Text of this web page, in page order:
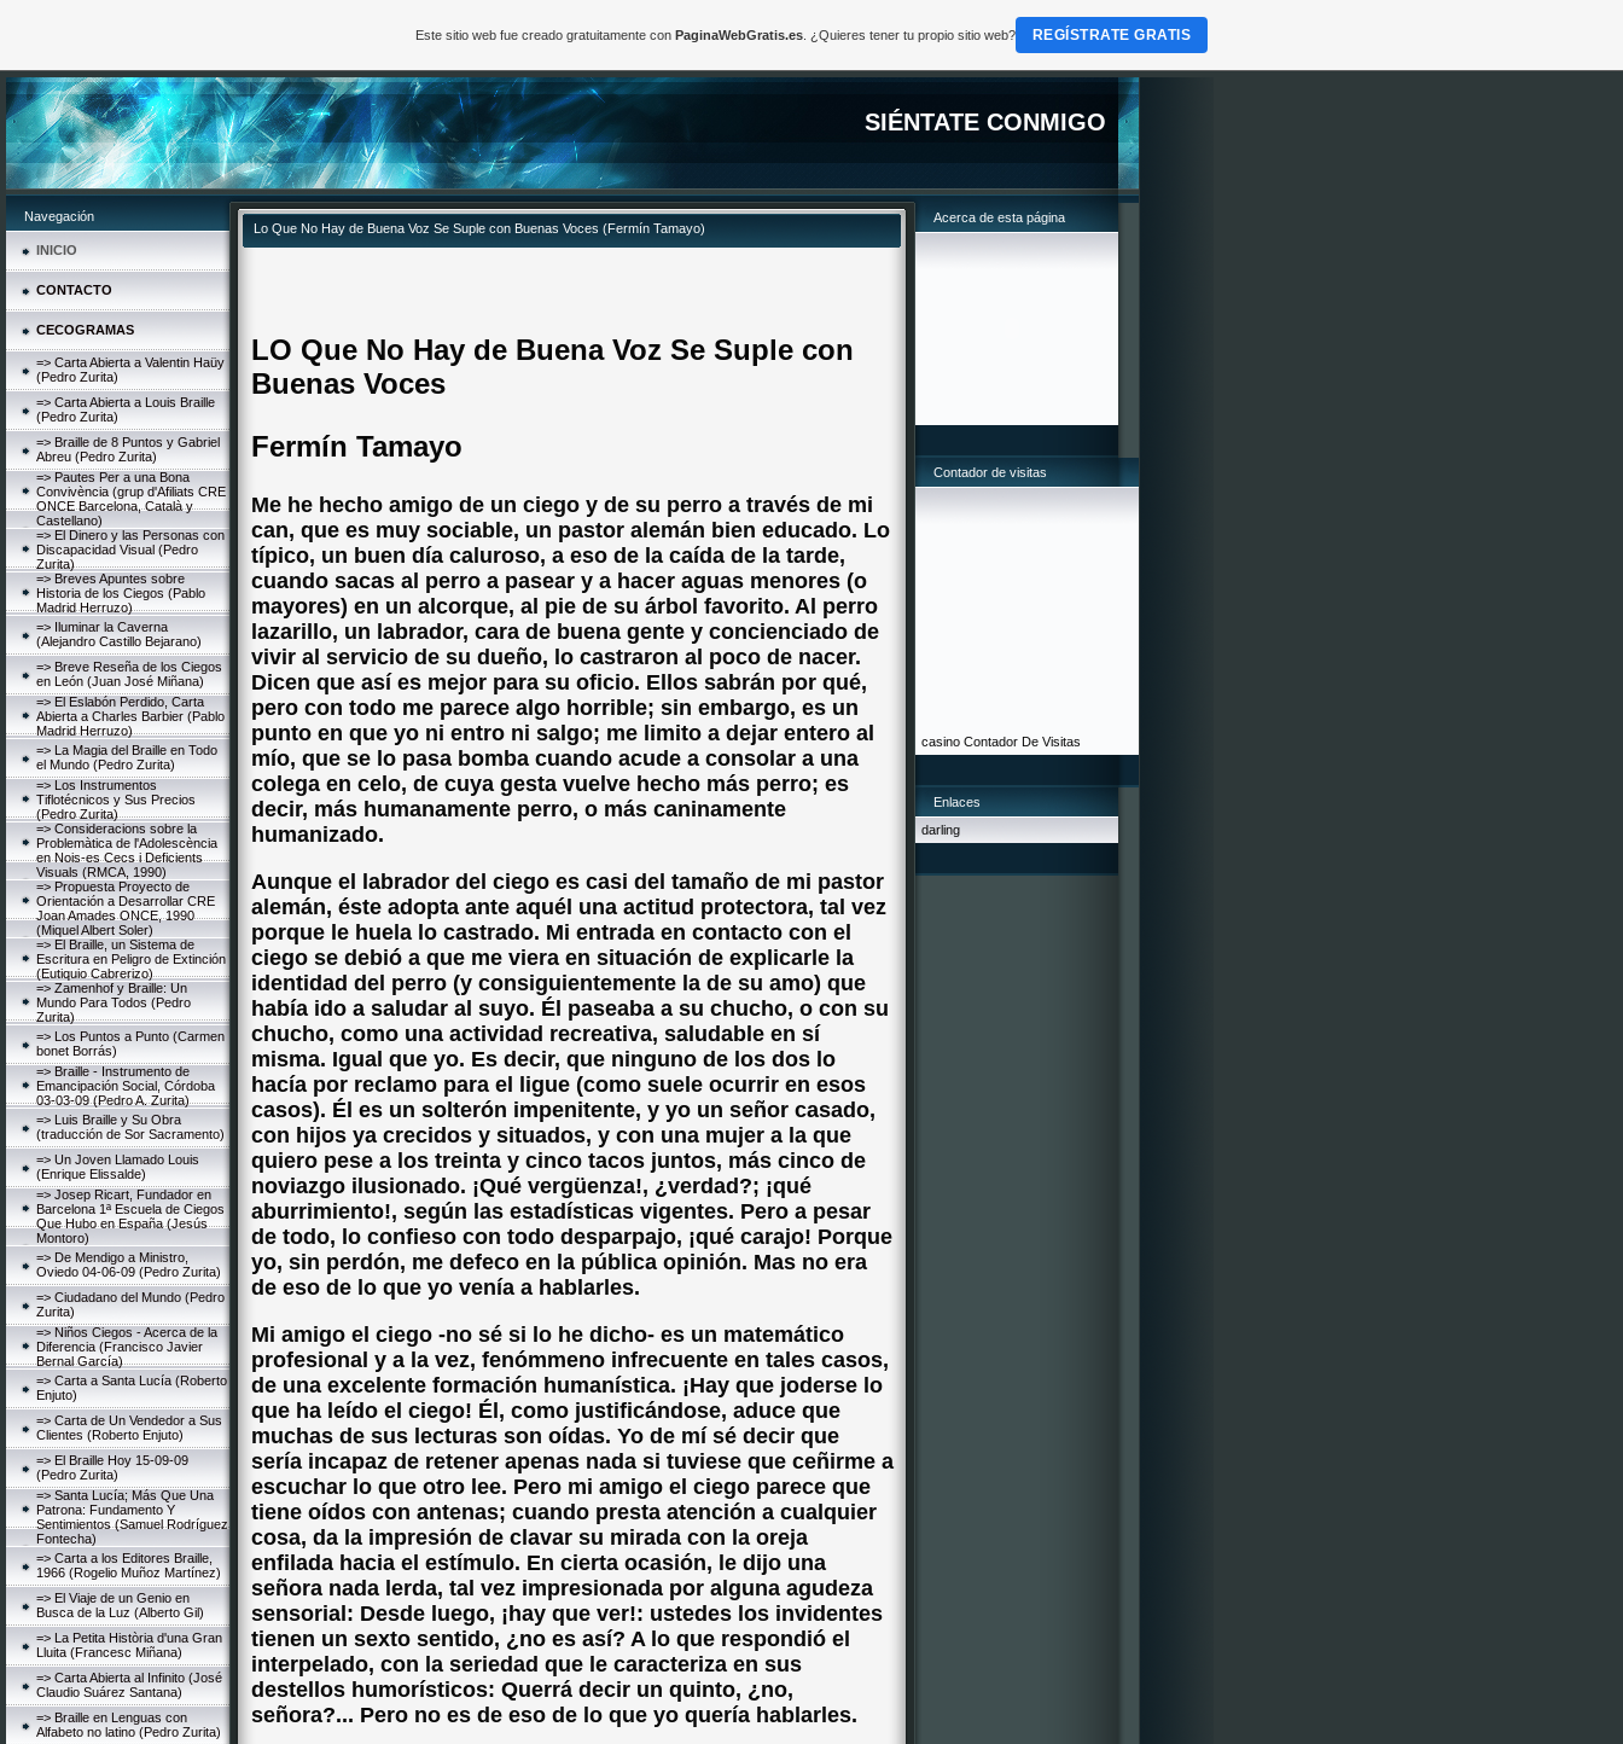
SIÉNTATE CONMIGO
Navegación
INICIO
CONTACTO
CECOGRAMAS
=> Carta Abierta a Valentin Haüy
(Pedro Zurita)
=> Carta Abierta a Louis Braille
(Pedro Zurita)
=> Braille de 8 Puntos y Gabriel
Abreu (Pedro Zurita)
=> Pautes Per a una Bona
Convivència (grup d'Afiliats CRE
ONCE Barcelona, Català y
Castellano)
=> El Dinero y las Personas con
Discapacidad Visual (Pedro
Zurita)
=> Breves Apuntes sobre
Historia de los Ciegos (Pablo
Madrid Herruzo)
=> Iluminar la Caverna
(Alejandro Castillo Bejarano)
=> Breve Reseña de los Ciegos
en León (Juan José Miñana)
=> El Eslabón Perdido, Carta
Abierta a Charles Barbier (Pablo
Madrid Herruzo)
=> La Magia del Braille en Todo
el Mundo (Pedro Zurita)
=> Los Instrumentos
Tiflotécnicos y Sus Precios
(Pedro Zurita)
=> Consideracions sobre la
Problemàtica de l'Adolescència
en Nois-es Cecs i Deficients
Visuals (RMCA, 1990)
=> Propuesta Proyecto de
Orientación a Desarrollar CRE
Joan Amades ONCE, 1990
(Miquel Albert Soler)
=> El Braille, un Sistema de
Escritura en Peligro de Extinción
(Eutiquio Cabrerizo)
=> Zamenhof y Braille: Un
Mundo Para Todos (Pedro
Zurita)
=> Los Puntos a Punto (Carmen
bonet Borrás)
=> Braille - Instrumento de
Emancipación Social, Córdoba
03-03-09 (Pedro A. Zurita)
=> Luis Braille y Su Obra
(traducción de Sor Sacramento)
=> Un Joven Llamado Louis
(Enrique Elissalde)
=> Josep Ricart, Fundador en
Barcelona 1ª Escuela de Ciegos
Que Hubo en España (Jesús
Montoro)
=> De Mendigo a Ministro,
Oviedo 04-06-09 (Pedro Zurita)
=> Ciudadano del Mundo (Pedro
Zurita)
=> Niños Ciegos - Acerca de la
Diferencia (Francisco Javier
Bernal García)
=> Carta a Santa Lucía (Roberto
Enjuto)
=> Carta de Un Vendedor a Sus
Clientes (Roberto Enjuto)
=> El Braille Hoy 15-09-09
(Pedro Zurita)
=> Santa Lucía; Más Que Una
Patrona: Fundamento Y
Sentimientos (Samuel Rodríguez
Fontecha)
=> Carta a los Editores Braille,
1966 (Rogelio Muñoz Martínez)
=> El Viaje de un Genio en
Busca de la Luz (Alberto Gil)
=> La Petita Història d'una Gran
Lluita (Francesc Miñana)
=> Carta Abierta al Infinito (José
Claudio Suárez Santana)
=> Braille en Lenguas con
Alfabeto no latino (Pedro Zurita)
Lo Que No Hay de Buena Voz Se Suple con Buenas Voces (Fermín Tamayo)
LO Que No Hay de Buena Voz Se Suple con
Buenas Voces
Fermín Tamayo
Me he hecho amigo de un ciego y de su perro a través de mi
can, que es muy sociable, un pastor alemán bien educado. Lo
típico, un buen día caluroso, a eso de la caída de la tarde,
cuando sacas al perro a pasear y a hacer aguas menores (o
mayores) en un alcorque, al pie de su árbol favorito. Al perro
lazarillo, un labrador, cara de buena gente y concienciado de
vivir al servicio de su dueño, lo castraron al poco de nacer.
Dicen que así es mejor para su oficio. Ellos sabrán por qué,
pero con todo me parece algo horrible; sin embargo, es un
punto en que yo ni entro ni salgo; me limito a dejar entero al
mío, que se lo pasa bomba cuando acude a consolar a una
colega en celo, de cuya gesta vuelve hecho más perro; es
decir, más humanamente perro, o más caninamente
humanizado.
Aunque el labrador del ciego es casi del tamaño de mi pastor
alemán, éste adopta ante aquél una actitud protectora, tal vez
porque le huela lo castrado. Mi entrada en contacto con el
ciego se debió a que me viera en situación de explicarle la
identidad del perro (y consiguientemente la de su amo) que
había ido a saludar al suyo. Él paseaba a su chucho, o con su
chucho, como una actividad recreativa, saludable en sí
misma. Igual que yo. Es decir, que ninguno de los dos lo
hacía por reclamo para el ligue (como suele ocurrir en esos
casos). Él es un solterón impenitente, y yo un señor casado,
con hijos ya crecidos y situados, y con una mujer a la que
quiero pese a los treinta y cinco tacos juntos, más cinco de
noviazgo ilusionado. ¡Qué vergüenza!, ¿verdad?; ¡qué
aburrimiento!, según las estadísticas vigentes. Pero a pesar
de todo, lo confieso con todo desparpajo, ¡qué carajo! Porque
yo, sin perdón, me defeco en la pública opinión. Mas no era
de eso de lo que yo venía a hablarles.
Mi amigo el ciego -no sé si lo he dicho- es un matemático
profesional y a la vez, fenómmeno infrecuente en tales casos,
de una excelente formación humanística. ¡Hay que joderse lo
que ha leído el ciego! Él, como justificándose, aduce que
muchas de sus lecturas son oídas. Yo de mí sé decir que
sería incapaz de retener apenas nada si tuviese que ceñirme a
escuchar lo que otro lee. Pero mi amigo el ciego parece que
tiene oídos con antenas; cuando presta atención a cualquier
cosa, da la impresión de clavar su mirada con la oreja
enfilada hacia el estímulo. En cierta ocasión, le dijo una
señora nada lerda, tal vez impresionada por alguna agudeza
sensorial: Desde luego, ¡hay que ver!: ustedes los invidentes
tienen un sexto sentido, ¿no es así? A lo que respondió el
interpelado, con la seriedad que le caracteriza en sus
destellos humorísticos: Querrá decir un quinto, ¿no,
señora?... Pero no es de eso de lo que yo quería hablarles.
Acerca de esta página
Contador de visitas
casino Contador De Visitas
Enlaces
darling
Este sitio web fue creado gratuitamente con PaginaWebGratis.es. ¿Quieres tener tu propio sitio web? REGÍSTRATE GRATIS